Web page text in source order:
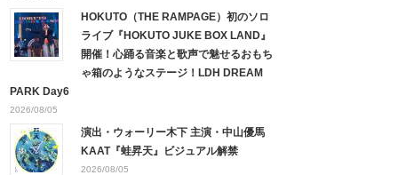
HOKUTO（THE RAMPAGE）初のソロ
ライブ『HOKUTO JUKE BOX LAND』
開催！心踊る音楽と歌声で魅せるおもち
ゃ箱のようなステージ！LDH DREAM
PARK Day6
2026/08/05
演出・ウォーリー木下 主演・中山優馬
KAAT『蛙昇天』ビジュアル解禁
2026/08/05